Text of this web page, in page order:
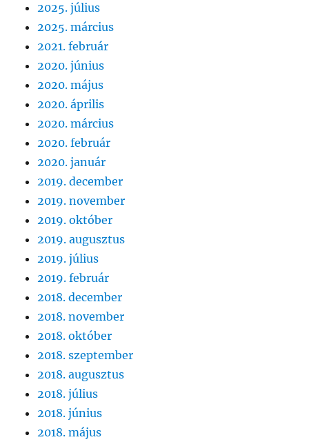
2025. július
2025. március
2021. február
2020. június
2020. május
2020. április
2020. március
2020. február
2020. január
2019. december
2019. november
2019. október
2019. augusztus
2019. július
2019. február
2018. december
2018. november
2018. október
2018. szeptember
2018. augusztus
2018. július
2018. június
2018. május